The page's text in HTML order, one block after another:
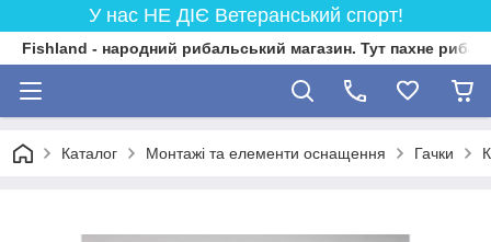
У нас НЕ ДІЄ Ветеранський спорт!
Fishland - народний рибальський магазин. Тут пахне
Каталог Монтажі та елементи оснащення Гачки